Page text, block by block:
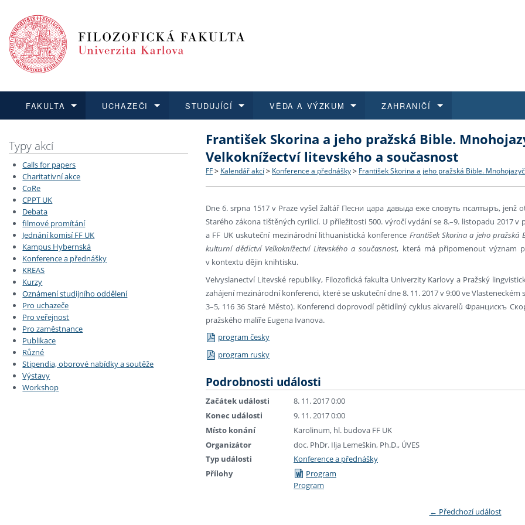
FAKULTA
Dozvědět se více
Struktura a historie
Strategie a další dokumenty
Absolventi fakulty
Fakultní školy FF UK
Pro
UCHAZEČI
Podat přihlášku
Co studovat a jak se přihlásit
Učitelské studijní programy
STUDUJÍCÍ
Dozvědět se více
Bakalářské a magisterské studium
Doktorské studium
VĚDA A VÝZKUM
Dozvědět se více
O vědě a výzkumu na FF UK
Akademické kvalifikace
ZAHRANIČÍ
Dozvědět se více
Aktuální nabídky a výběrová řízení
Vyjíždějící studenti
Vyjíždějící zaměstnanci
Typy akcí
Calls for papers
Charitativní akce
CoRe
CPPT UK
Debata
filmové promítání
Jednání komisí FF UK
Kampus Hybernská
Konference a přednášky
KREAS
Kurzy
Oznámení studijního oddělení
Pro uchazeče
Pro veřejnost
Pro zaměstnance
Publikace
Různé
Stipendia, oborové nabídky a soutěže
Výstavy
Workshop
František Skorina a jeho pražská Bible.
Velkoknížectví litevského a současnost
FF > Kalendář akcí > Konference a přednášky > František Skorina a jeho pražská Bible.
Dne 6. srpna 1517 v Praze vyšel žaltář Песни цара давыда еже словуть псалтыръ, jenž
Starého zákona tištěných cyrilicí. U příležitosti 500. výročí vydání se 8.–9. listopadu 2017 v
a FF UK uskuteční mezinárodní lithuanistická konference František Skorina a jeho pražská
kulturní dědictví Velkoknížectví Litevského a současnost, která má připomenout význam
v kontextu dějin knihtisku.
Velvyslanectví Litevské republiky, Filozofická fakulta Univerzity Karlovy a Pražský
zahájení mezinárodní konferenci, které se uskuteční dne 8. 11. 2017 v 9:00 ve Vlasteneckém
3–5, 116 36 Staré Město). Konferenci doprovodí pětidílný cyklus akvarelů Францискъ
pražského malíře Eugenа Ivanova.
program česky
program rusky
Podrobnosti události
Začátek události
8. 11. 2017 0:00
Konec události
9. 11. 2017 0:00
Místo konání
Karolinum, hl. budova FF UK
Organizátor
doc. PhDr. Ilja Lemeškin, Ph.D., ÚVES
Typ události
Konference a přednášky
Přílohy
Program
Program
← Předchozí událost